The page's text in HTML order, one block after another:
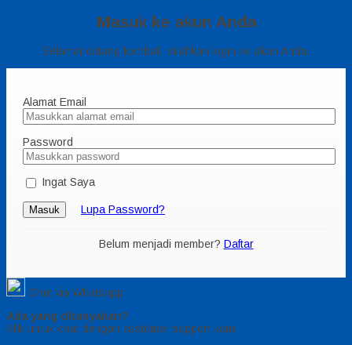
Masuk ke akun Anda
Selamat datang kembali, silahkan login ke akun Anda.
Alamat Email
Password
Ingat Saya
Masuk Lupa Password?
Belum menjadi member? Daftar
Chat via Whatsapp
Ada yang ditanyakan?
Klik untuk chat dengan customer support kami